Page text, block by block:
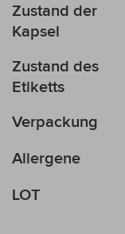
Zustand der
Kapsel
Zustand des
Etiketts
Verpackung
Allergene
LOT